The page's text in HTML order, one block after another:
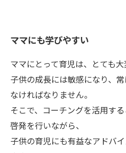
ママにも学びやすい
ママにとって育児は、とても大
子供の成長には敏感になり、
なければなりません。
そこで、コーチングを活用す
啓発を行いながら、
子供の育児にも有益なアドバ